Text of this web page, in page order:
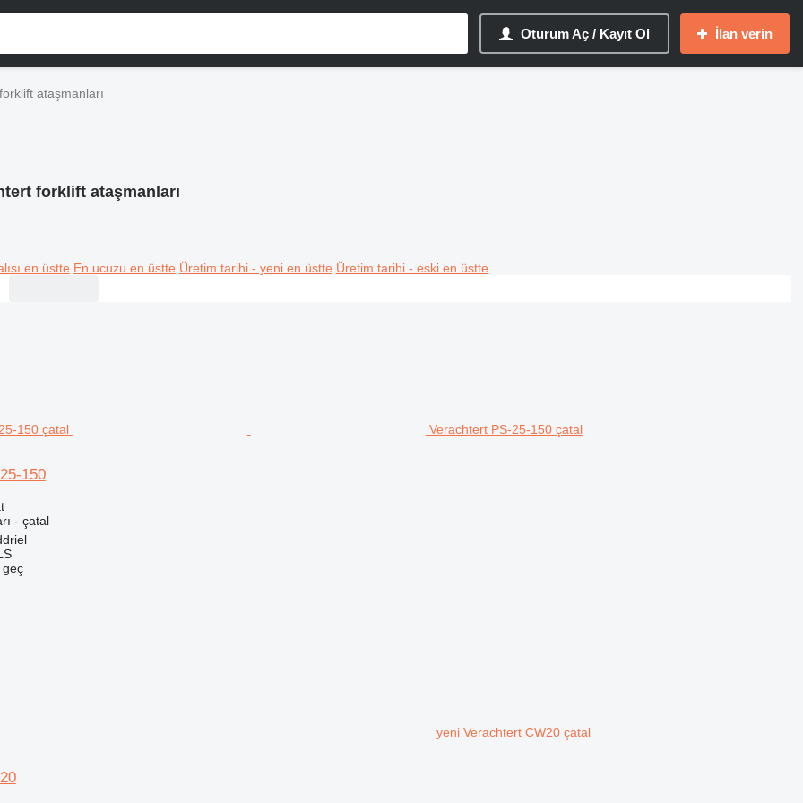
Oturum Aç / Kayıt Ol İlan verin
ataşmanları
forklift ataşmanları
en üstte En ucuzu en üstte Üretim tarihi - yeni en üstte Üretim tarihi - eski en üstte
Verachtert PS-25-150 çatal
150
- çatal
geç
yeni Verachtert CW20 çatal